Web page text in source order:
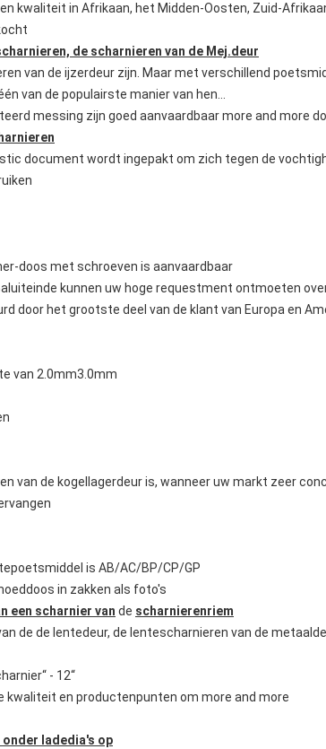
kwaliteit in Afrikaan, het Midden-Oosten, Zuid-
de scharnieren van de Mej.deur
van de ijzerdeur zijn. Maar met verschillend
van de populairste manier van hen…
messing zijn goed aanvaardbaar more and more
document wordt ingepakt om zich tegen de
doos met schroeven is aanvaardbaar
kunnen uw hoge requestment ontmoeten
door het grootste deel van de klant van Europa en
van 2.0mm3.0mm
van de kogellagerdeur is, wanneer uw markt zeer
is AB/AC/BP/CP/GP
in zakken als foto's
een scharnier van de scharnierenriem
de de lentedeur, de lentescharnieren van de
- 12“
kwaliteit en productenpunten om more and more
ladedia's op